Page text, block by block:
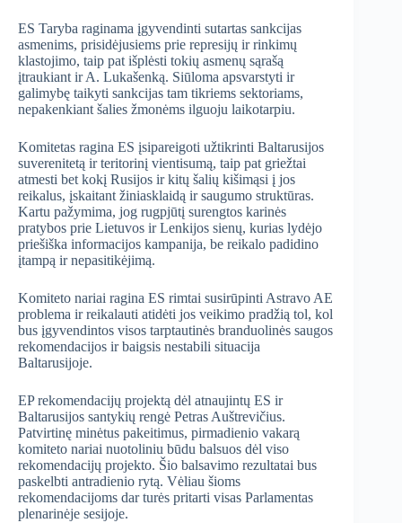
ES Taryba raginama įgyvendinti sutartas sankcijas
asmenims, prisidėjusiems prie represijų ir rinkimų
klastojimo, taip pat išplėsti tokių asmenų sąrašą
įtraukiant ir A. Lukašenką. Siūloma apsvarstyti ir
galimybę taikyti sankcijas tam tikriems sektoriams,
nepakenkiant šalies žmonėms ilguoju laikotarpiu.
Komitetas ragina ES įsipareigoti užtikrinti Baltarusijos
suverenitetą ir teritorinį vientisumą, taip pat griežtai
atmesti bet kokį Rusijos ir kitų šalių kišimąsi į jos
reikalus, įskaitant žiniasklaidą ir saugumo struktūras.
Kartu pažymima, jog rugpjūtį surengtos karinės
pratybos prie Lietuvos ir Lenkijos sienų, kurias lydėjo
priešiška informacijos kampanija, be reikalo padidino
įtampą ir nepasitikėjimą.
Komiteto nariai ragina ES rimtai susirūpinti Astravo AE
problema ir reikalauti atidėti jos veikimo pradžią tol, kol
bus įgyvendintos visos tarptautinės branduolinės saugos
rekomendacijos ir baigsis nestabili situacija
Baltarusijoje.
EP rekomendacijų projektą dėl atnaujintų ES ir
Baltarusijos santykių rengė Petras Auštrevičius.
Patvirtinę minėtus pakeitimus, pirmadienio vakarą
komiteto nariai nuotoliniu būdu balsuos dėl viso
rekomendacijų projekto. Šio balsavimo rezultatai bus
paskelbti antradienio rytą. Vėliau šioms
rekomendacijoms dar turės pritarti visas Parlamentas
plenarinėje sesijoje.